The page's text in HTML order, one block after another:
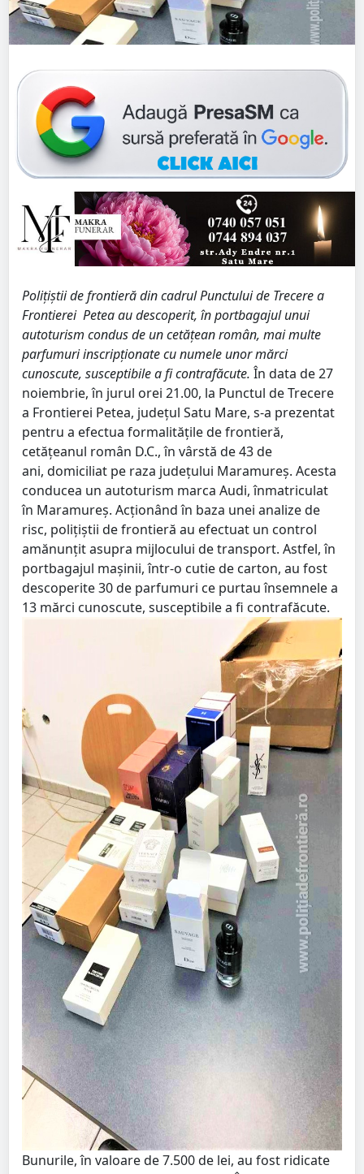
Poliţiştii de frontieră din cadrul Punctului de Trecere a
Frontierei Petea au descoperit, în portbagajul unui
autoturism condus de un cetăţean român, mai multe
parfumuri inscripţionate cu numele unor mărci
cunoscute, susceptibile a fi contrafăcute. În data de 27
noiembrie, în jurul orei 21.00, la Punctul de Trecere
a Frontierei Petea, județul Satu Mare, s-a prezentat
pentru a efectua formalităţile de frontieră,
cetăţeanul român D.C., în vârstă de 43 de
ani, domiciliat pe raza județului Maramureș. Acesta
conducea un autoturism marca Audi, înmatriculat
în Maramureș. Acţionând în baza unei analize de
risc, poliţiştii de frontieră au efectuat un control
amănunțit asupra mijlocului de transport. Astfel, în
portbagajul mașinii, într-o cutie de carton, au fost
descoperite 30 de parfumuri ce purtau însemnele a
13 mărci cunoscute, susceptibile a fi contrafăcute.
Bunurile, în valoare de 7.500 de lei, au fost ridicate